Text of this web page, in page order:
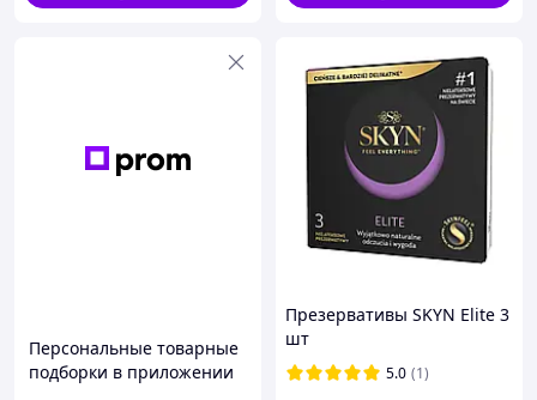
Выполнение заказа в установленные сроки
Презерватив
Персональные товарные
подборки в приложении
Презервативы SKYN Elite 3
шт
5.0 (1)